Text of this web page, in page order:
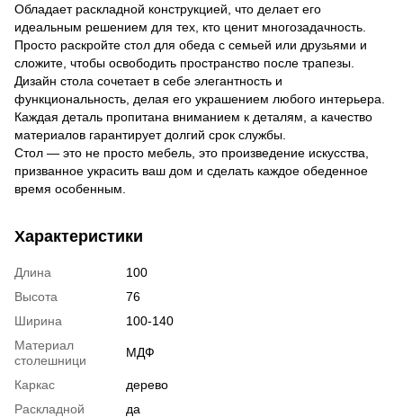
Обладает раскладной конструкцией, что делает его
идеальным решением для тех, кто ценит многозадачность.
Просто раскройте стол для обеда с семьей или друзьями и
сложите, чтобы освободить пространство после трапезы.
Дизайн стола сочетает в себе элегантность и
функциональность, делая его украшением любого интерьера.
Каждая деталь пропитана вниманием к деталям, а качество
материалов гарантирует долгий срок службы.
Стол — это не просто мебель, это произведение искусства,
призванное украсить ваш дом и сделать каждое обеденное
время особенным.
Характеристики
Длина
100
Высота
76
Ширина
100-140
Материал
столешници
МДФ
Каркас
дерево
Раскладной
да